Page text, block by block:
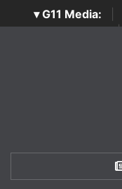
▾ G11 Media:
SecurityOpenLab